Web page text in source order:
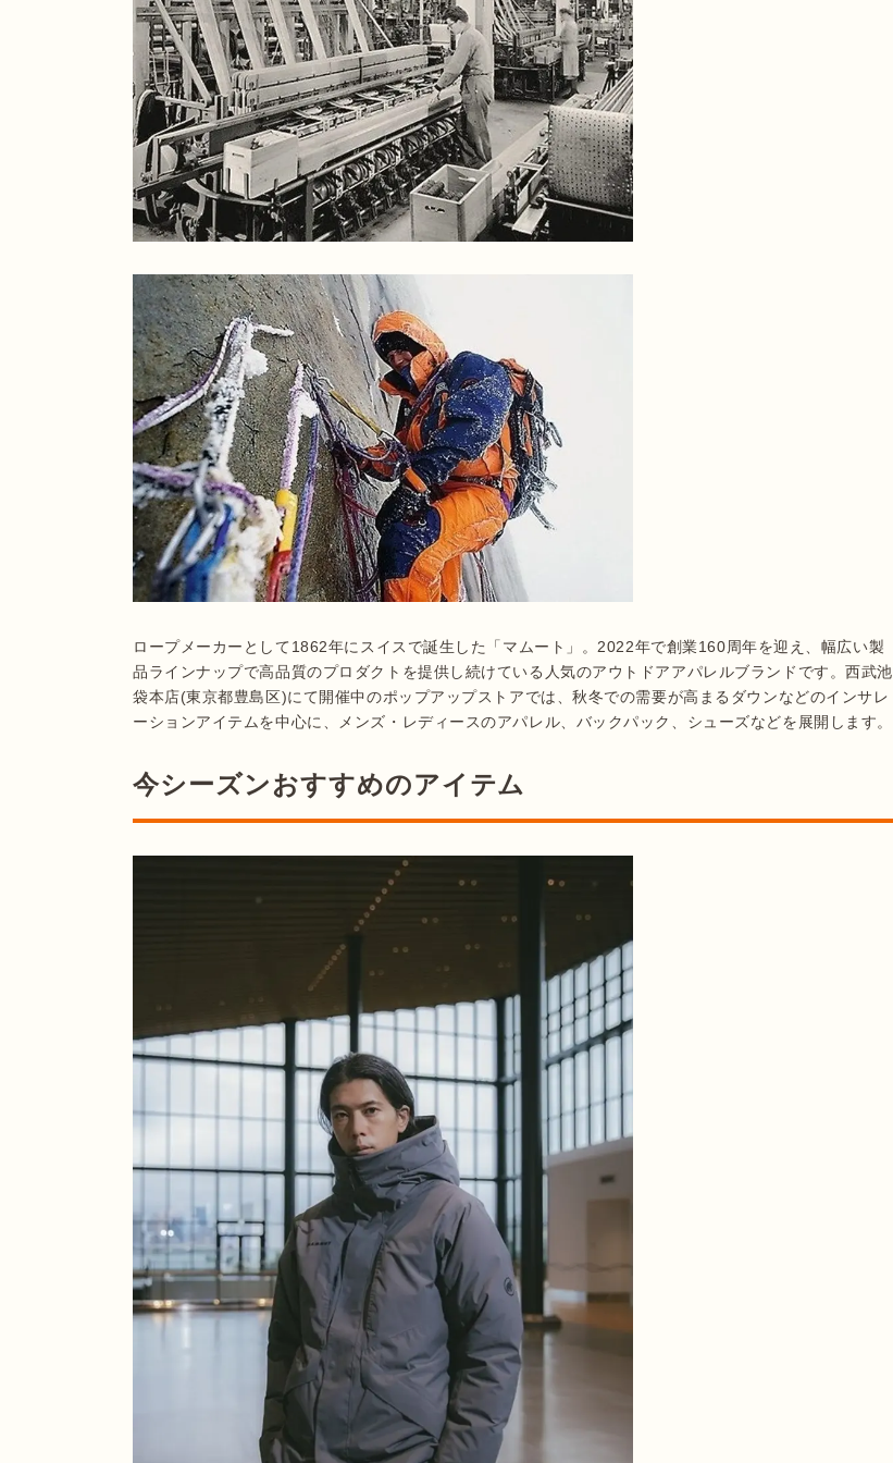
ロープメーカーとして1862年にスイスで誕生した「マムート」。2022年で創業160周年を迎え、幅広い製
品ラインナップで高品質のプロダクトを提供し続けている人気のアウトドアアパレルブランドです。西武池
袋本店(東京都豊島区)にて開催中のポップアップストアでは、秋冬での需要が高まるダウンなどのインサレ
ーションアイテムを中心に、メンズ・レディースのアパレル、バックパック、シューズなどを展開します。
今シーズンおすすめのアイテム